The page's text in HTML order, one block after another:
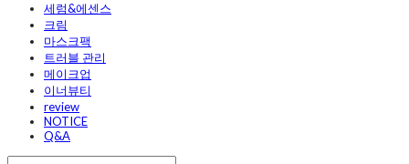
세럼&에센스
크림
마스크팩
트러블 관리
메이크업
이너뷰티
review
NOTICE
Q&A